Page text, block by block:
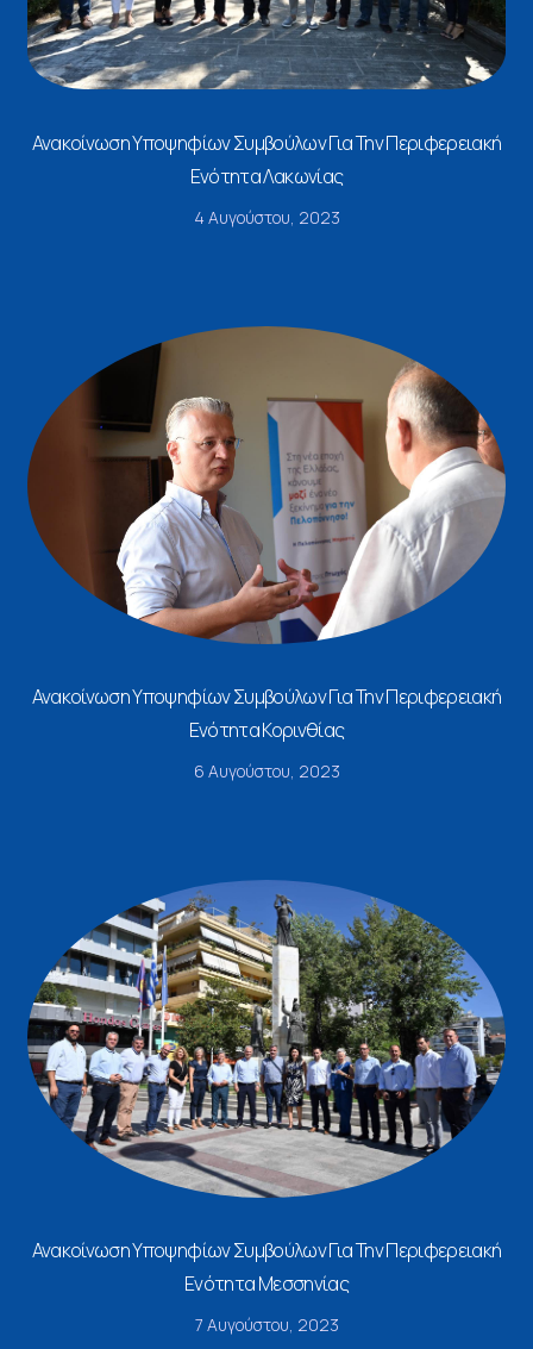
Ανακοίνωση Υποψηφίων Συμβούλων Για Την Περιφερειακή
Ενότητα Λακωνίας
4 Αυγούστου, 2023
Ανακοίνωση Υποψηφίων Συμβούλων Για Την Περιφερειακή
Ενότητα Κορινθίας
6 Αυγούστου, 2023
Ανακοίνωση Υποψηφίων Συμβούλων Για Την Περιφερειακή
Ενότητα Μεσσηνίας
7 Αυγούστου, 2023